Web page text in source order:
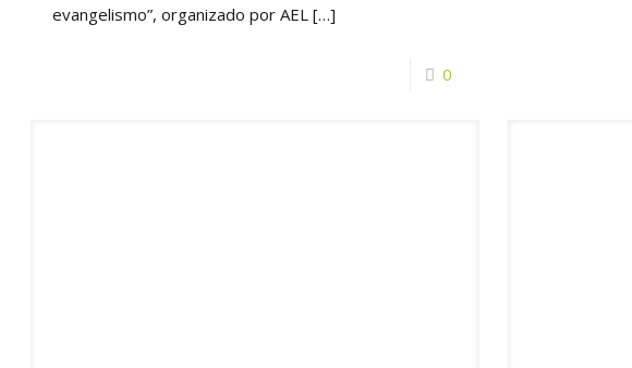
evangelismo”, organizado por AEL […]
0